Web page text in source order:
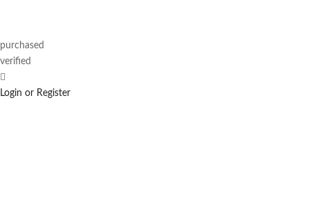
purchased
verified
Login or Register